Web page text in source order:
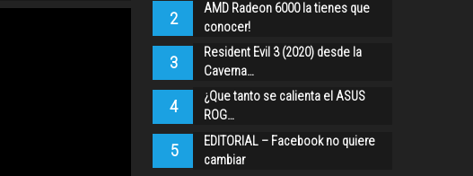
2
AMD Radeon 6000 la tienes que
conocer!
3
Resident Evil 3 (2020) desde la
Caverna…
4
¿Que tanto se calienta el ASUS
ROG…
5
EDITORIAL – Facebook no quiere
cambiar